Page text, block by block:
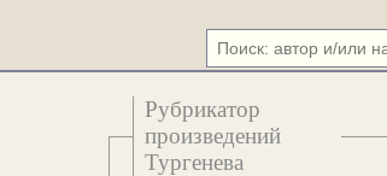
Рубрикатор
произведений
Тургенева